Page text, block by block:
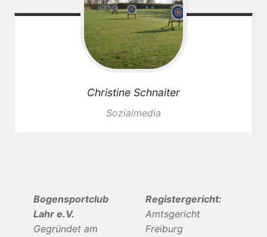
Christine Schnaiter
Sozialmedia
Bogensportclub
Lahr e.V.
Gegründet am
Registergericht:
Amtsgericht
Freiburg